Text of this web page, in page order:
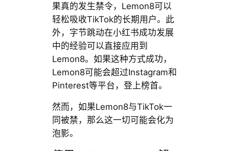
果真的发生禁令，Lemon8可以
轻松吸收TikTok的长期用户。此
外，字节跳动在小红书成功发展
中的经验可以直接应用到
Lemon8。如果这种方式成功，
Lemon8可能会超过Instagram和
Pinterest等平台，登上榜首。
然而，如果Lemon8与TikTok一
同被禁，那么这一切可能会化为
泡影。